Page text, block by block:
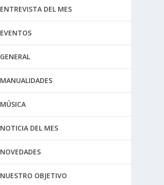
ENTREVISTA DEL MES
EVENTOS
GENERAL
MANUALIDADES
MÚSICA
NOTICIA DEL MES
NOVEDADES
NUESTRO OBJETIVO